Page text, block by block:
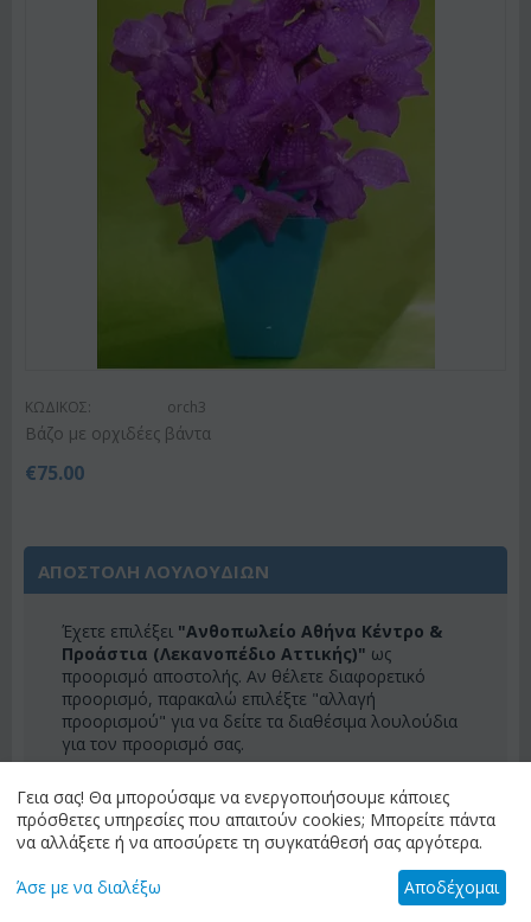
ΚΩΔΙΚΟΣ: orch3
Βάζο με ορχιδέες βάντα
€75.00
ΑΠΟΣΤΟΛΗ ΛΟΥΛΟΥΔΙΩΝ
Έχετε επιλέξει "Ανθοπωλείο Αθήνα Κέντρο &
Προάστια (Λεκανοπέδιο Αττικής)" ως
προορισμό αποστολής. Αν θέλετε διαφορετικό
προορισμό, παρακαλώ επιλέξτε "αλλαγή
προορισμού" για να δείτε τα διαθέσιμα λουλούδια
για τον προορισμό σας.
ΑΛΛΑΓΗ ΠΡΟΟΡΙΣΜΟΥ
Γεια σας! Θα μπορούσαμε να ενεργοποιήσουμε κάποιες
πρόσθετες υπηρεσίες που απαιτούν cookies; Μπορείτε πάντα
να αλλάξετε ή να αποσύρετε τη συγκατάθεσή σας αργότερα.
Άσε με να διαλέξω Αποδέχομαι